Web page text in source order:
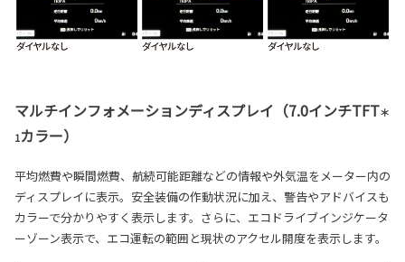
マルチインフォメーションディスプレイ（7.0インチTFT＊
1カラー）
平均燃費や瞬間燃費、航続可能距離などの情報や外気温をメーター内の
ディスプレイに表示。安全装備の作動状況に加え、警告やアドバイスも
カラーで分かりやすく表示します。さらに、エコドライブインジケータ
ーゾーン表示で、エコ運転の範囲と現状のアクセル開度を表示します。